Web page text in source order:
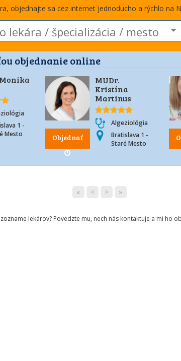
objednajte sa cez internet jednoducho a rýchlo na
objednanie online
1 -
Mesto
Objednať
MUDr.
Kristína
Martinus
Algeziológia
Bratislava 1 -
Staré Mesto
« < > »
lekárov? Povedzte mu, nech nás kontaktuje a mi ho